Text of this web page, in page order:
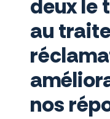
deux le
au
nos